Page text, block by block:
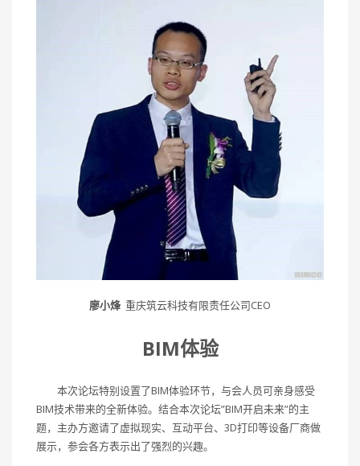
廖小烽 重庆筑云科技有限责任公司CEO
BIM体验
本次论坛特别设置了BIM体验环节，与会人员可亲身感受
BIM技术带来的全新体验。结合本次论坛”BIM开启未来”的主
题，主办方邀请了虚拟现实、互动平台、3D打印等设备厂商做
展示，参会各方表示出了强烈的兴趣。